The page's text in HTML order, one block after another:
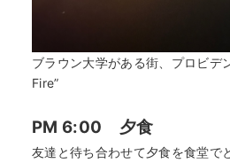
ブラウン大学がある街、プロビデ
Fire”
PM 6:00 夕食
友達と待ち合わせて夕食を食堂で